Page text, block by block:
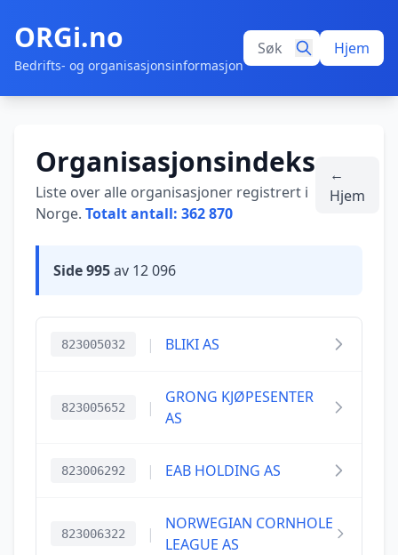
ORGi.no
Bedrifts- og organisasjonsinformasjon
Hjem
Organisasjonsindeks
Liste over alle organisasjoner registrert i
Norge. Totalt antall: 362 870
←
Hjem
Side 995av 12 096
823005032 | BLIKI AS
823005652 |
GRONG KJØPESENTER
AS
823006292 | EAB HOLDING AS
823006322 |
NORWEGIAN CORNHOLE
LEAGUE AS